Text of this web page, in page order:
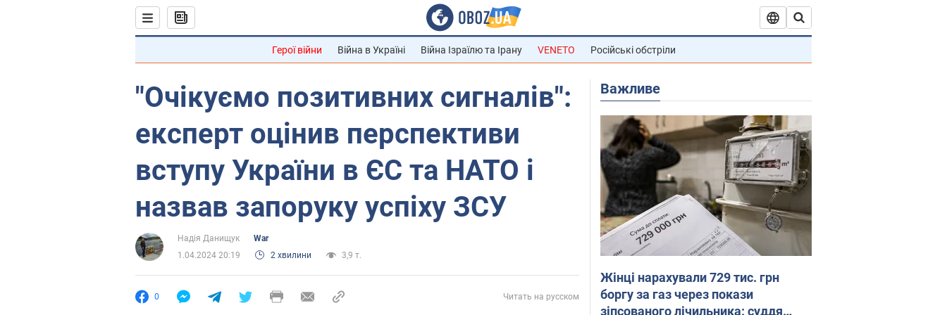
Герої війни Війна в Україні Війна Ізраїлю та Ірану VENETO Російські обстріли
"Очікуємо позитивних сигналів":
експерт оцінив перспективи
вступу України в ЄС та НАТО і
назвав запоруку успіху ЗСУ
Надія Данищук
War
1.04.2024 20:19
2 хвилини 3,9 т.
0 Читать на русском
Важливе
Жінці нарахували 729 тис. грн
боргу за газ через покази
зіпсованого лічильника: суддя